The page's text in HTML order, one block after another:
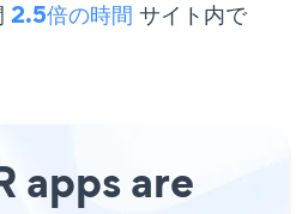
2.5倍の時間 サイト内で
apps are